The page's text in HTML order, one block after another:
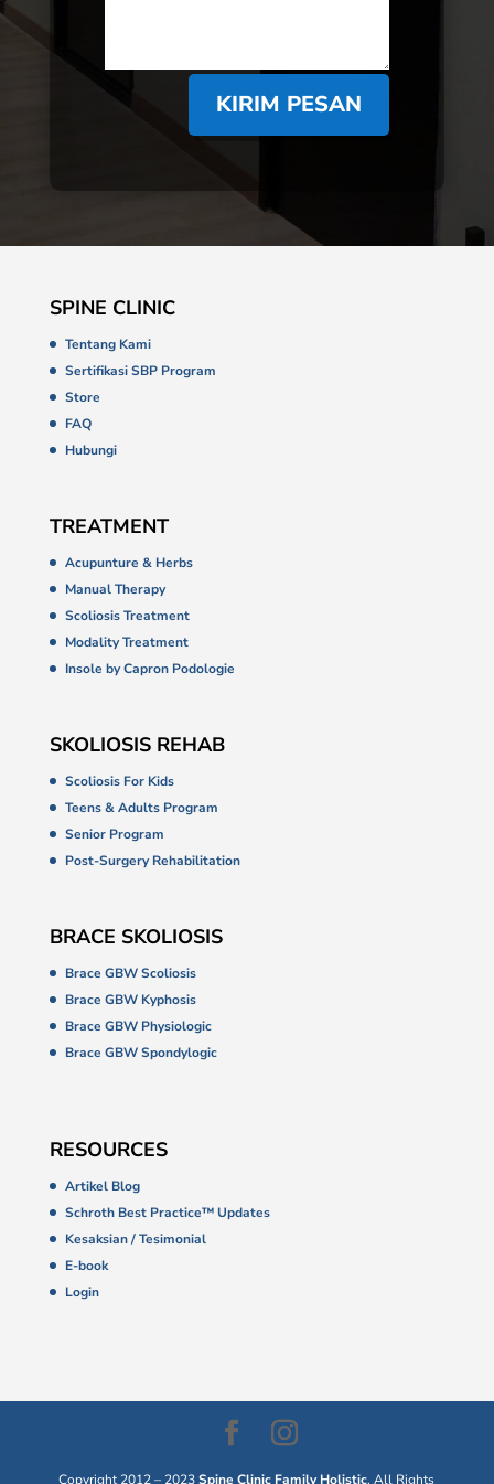
KIRIM PESAN
SPINE CLINIC
Tentang Kami
Sertifikasi SBP Program
Store
FAQ
Hubungi
TREATMENT
Acupunture & Herbs
Manual Therapy
Scoliosis Treatment
Modality Treatment
Insole by Capron Podologie
SKOLIOSIS REHAB
Scoliosis For Kids
Teens & Adults Program
Senior Program
Post-Surgery Rehabilitation
BRACE SKOLIOSIS
Brace GBW Scoliosis
Brace GBW Kyphosis
Brace GBW Physiologic
Brace GBW Spondylogic
RESOURCES
Artikel Blog
Schroth Best Practice™ Updates
Kesaksian / Tesimonial
E-book
Login
Copyright 2012 – 2023Spine Clinic Family Holistic. All Rights